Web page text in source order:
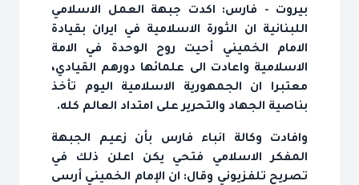
بيروت - فارس: اكدت جبهة العمل الاسلامي
اللبنانية ان الثورة الاسلامية في ايران بقيادة
الامام الخميني أحيت روح الوحدة في الامة
الاسلامية واعادت الى علمائها دورهم القيادي،
معتبرا ان الجمهورية الاسلامية اليوم تأخذ
بناصية الجهاد والتحرير على امتداد العالم كله.
وافادت وكالة انباء فارس بأن زعيم الجبهة
المفكر الاسلامي فتحي يكن اعلن ذلك في
تصريح تلفزيوني وقال: ان الإمام الخميني أرسى